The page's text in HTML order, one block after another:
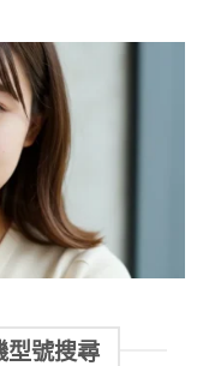
型號搜尋